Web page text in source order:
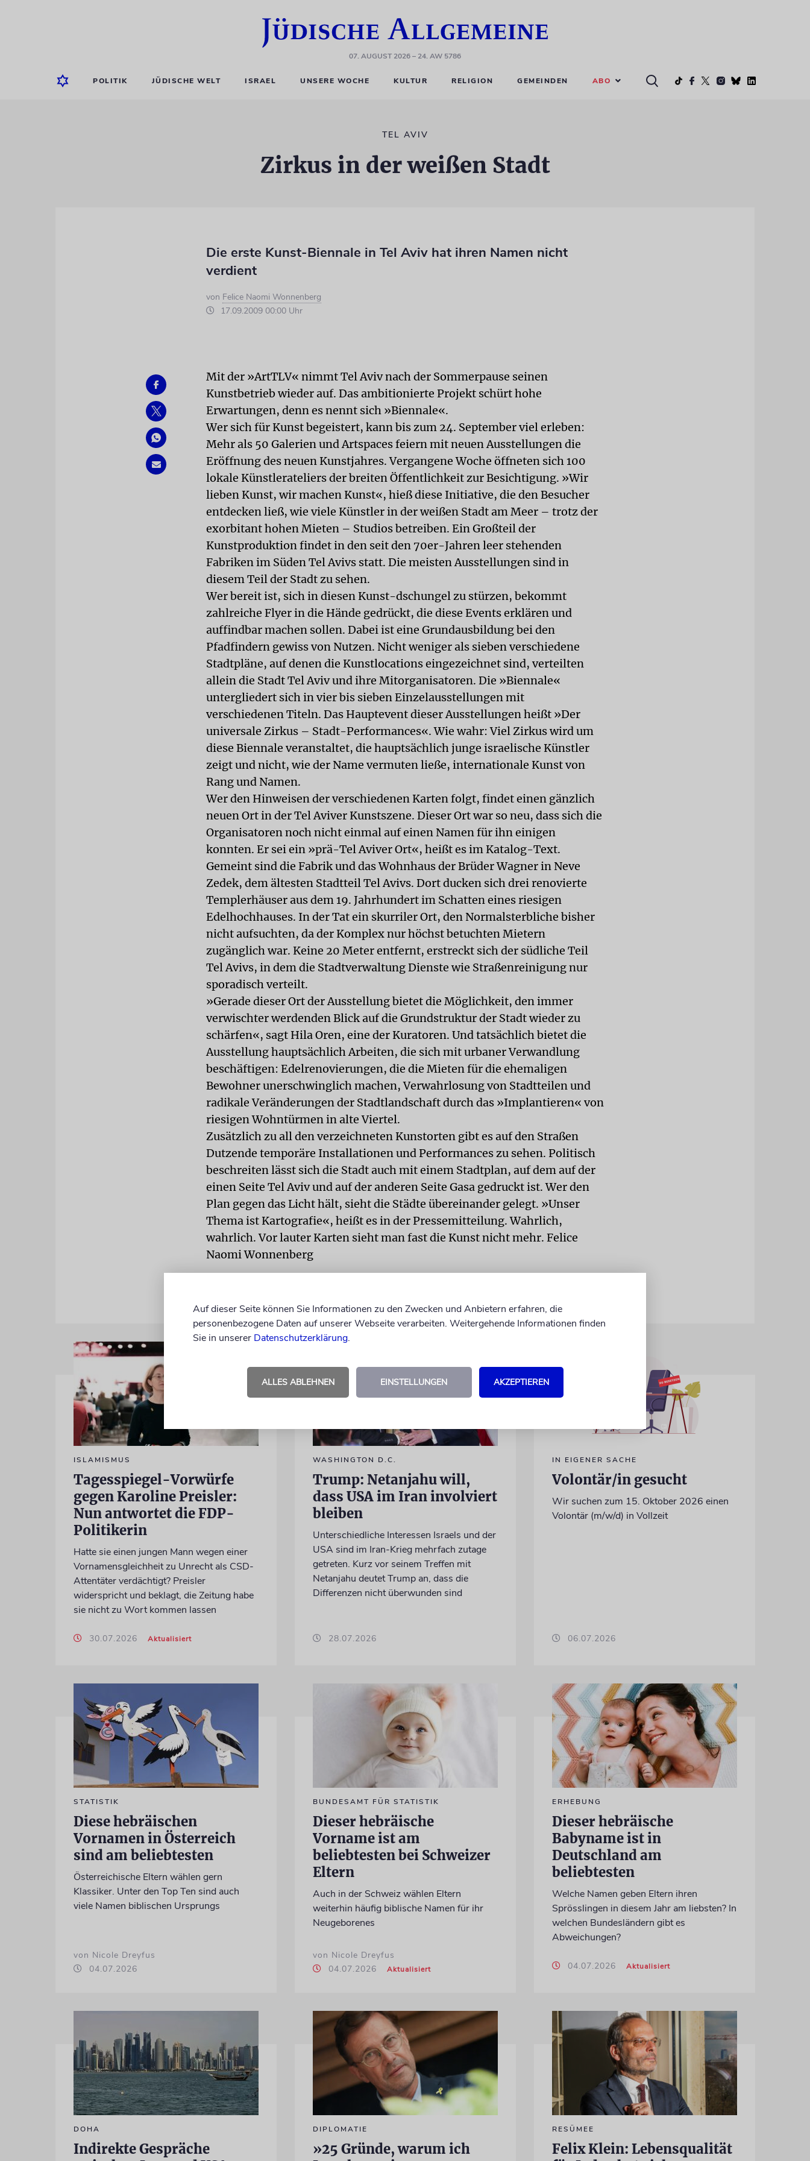
07. AUGUST 2026– 24. AW 5786
POLITIK JÜDISCHE WELT ISRAEL UNSERE WOCHE KULTUR RELIGION GEMEINDEN ABO
TEL AVIV
Zirkus in der weißen Stadt
Die erste Kunst-Biennale in Tel Aviv hat ihren Namen nicht
verdient
von Felice Naomi Wonnenberg
17.09.2009 00:00 Uhr
Mit der »ArtTLV« nimmt Tel Aviv nach der Sommerpause seinen
Kunstbetrieb wieder auf. Das ambitionierte Projekt schürt hohe
Erwartungen, denn es nennt sich »Biennale«.
Wer sich für Kunst begeistert, kann bis zum 24. September viel erleben:
Mehr als 50 Galerien und Artspaces feiern mit neuen Ausstellungen die
Eröffnung des neuen Kunstjahres. Vergangene Woche öffneten sich 100
lokale Künstlerateliers der breiten Öffentlichkeit zur Besichtigung. »Wir
lieben Kunst, wir machen Kunst«, hieß diese Initiative, die den Besucher
entdecken ließ, wie viele Künstler in der weißen Stadt am Meer – trotz der
exorbitant hohen Mieten – Studios betreiben. Ein Großteil der
Kunstproduktion findet in den seit den 70er-Jahren leer stehenden
Fabriken im Süden Tel Avivs statt. Die meisten Ausstellungen sind in
diesem Teil der Stadt zu sehen.
Wer bereit ist, sich in diesen Kunst-dschungel zu stürzen, bekommt
zahlreiche Flyer in die Hände gedrückt, die diese Events erklären und
auffindbar machen sollen. Dabei ist eine Grundausbildung bei den
Pfadfindern gewiss von Nutzen. Nicht weniger als sieben verschiedene
Stadtpläne, auf denen die Kunstlocations eingezeichnet sind, verteilten
allein die Stadt Tel Aviv und ihre Mitorganisatoren. Die »Biennale«
untergliedert sich in vier bis sieben Einzelausstellungen mit
verschiedenen Titeln. Das Hauptevent dieser Ausstellungen heißt »Der
universale Zirkus – Stadt-Performances«. Wie wahr: Viel Zirkus wird um
diese Biennale veranstaltet, die hauptsächlich junge israelische Künstler
zeigt und nicht, wie der Name vermuten ließe, internationale Kunst von
Rang und Namen.
Wer den Hinweisen der verschiedenen Karten folgt, findet einen gänzlich
neuen Ort in der Tel Aviver Kunstszene. Dieser Ort war so neu, dass sich die
Organisatoren noch nicht einmal auf einen Namen für ihn einigen
konnten. Er sei ein »prä-Tel Aviver Ort«, heißt es im Katalog-Text.
Gemeint sind die Fabrik und das Wohnhaus der Brüder Wagner in Neve
Zedek, dem ältesten Stadtteil Tel Avivs. Dort ducken sich drei renovierte
Templerhäuser aus dem 19. Jahrhundert im Schatten eines riesigen
Edelhochhauses. In der Tat ein skurriler Ort, den Normalsterbliche bisher
nicht aufsuchten, da der Komplex nur höchst betuchten Mietern
zugänglich war. Keine 20 Meter entfernt, erstreckt sich der südliche Teil
Tel Avivs, in dem die Stadtverwaltung Dienste wie Straßenreinigung nur
sporadisch verteilt.
»Gerade dieser Ort der Ausstellung bietet die Möglichkeit, den immer
verwischter werdenden Blick auf die Grundstruktur der Stadt wieder zu
schärfen«, sagt Hila Oren, eine der Kuratoren. Und tatsächlich bietet die
Ausstellung hauptsächlich Arbeiten, die sich mit urbaner Verwandlung
beschäftigen: Edelrenovierungen, die die Mieten für die ehemaligen
Bewohner unerschwinglich machen, Verwahrlosung von Stadtteilen und
radikale Veränderungen der Stadtlandschaft durch das »Implantieren« von
riesigen Wohntürmen in alte Viertel.
Zusätzlich zu all den verzeichneten Kunstorten gibt es auf den Straßen
Dutzende temporäre Installationen und Performances zu sehen. Politisch
beschreiten lässt sich die Stadt auch mit einem Stadtplan, auf dem auf der
einen Seite Tel Aviv und auf der anderen Seite Gasa gedruckt ist. Wer den
Plan gegen das Licht hält, sieht die Städte übereinander gelegt. »Unser
Thema ist Kartografie«, heißt es in der Pressemitteilung. Wahrlich,
wahrlich. Vor lauter Karten sieht man fast die Kunst nicht mehr. Felice
Naomi Wonnenberg
ISLAMISMUS
Tagesspiegel-Vorwürfe
gegen Karoline Preisler:
Nun antwortet die FDP-
Politikerin
Hatte sie einen jungen Mann wegen einer
Vornamensgleichheit zu Unrecht als CSD-
Attentäter verdächtigt? Preisler
widerspricht und beklagt, die Zeitung habe
sie nicht zu Wort kommen lassen
30.07.2026 Aktualisiert
WASHINGTON D.C.
Trump: Netanjahu will,
dass USA im Iran involviert
bleiben
Unterschiedliche Interessen Israels und der
USA sind im Iran-Krieg mehrfach zutage
getreten. Kurz vor seinem Treffen mit
Netanjahu deutet Trump an, dass die
Differenzen nicht überwunden sind
28.07.2026
IN EIGENER SACHE
Volontär/in gesucht
Wir suchen zum 15. Oktober 2026 einen
Volontär (m/w/d) in Vollzeit
06.07.2026
STATISTIK
Diese hebräischen
Vornamen in Österreich
sind am beliebtesten
Österreichische Eltern wählen gern
Klassiker. Unter den Top Ten sind auch
viele Namen biblischen Ursprungs
von Nicole Dreyfus
04.07.2026
BUNDESAMT FÜR STATISTIK
Dieser hebräische
Vorname ist am
beliebtesten bei Schweizer
Eltern
Auch in der Schweiz wählen Eltern
weiterhin häufig biblische Namen für ihr
Neugeborenes
von Nicole Dreyfus
04.07.2026
Aktualisiert
ERHEBUNG
Dieser hebräische
Babyname ist in
Deutschland am
beliebtesten
Welche Namen geben Eltern ihren
Sprösslingen in diesem Jahr am liebsten? In
welchen Bundesländern gibt es
Abweichungen?
04.07.2026 Aktualisiert
DOHA
Indirekte Gespräche
DIPLOMATIE
»25 Gründe, warum ich
RESÜMEE
Felix Klein: Lebensqualität
Auf dieser Seite können Sie Informationen zu den Zwecken und Anbietern erfahren, die
personenbezogene Daten auf unserer Webseite verarbeiten. Weitergehende Informationen finden
Sie in unserer Datenschutzerklärung.
ALLES ABLEHNEN EINSTELLUNGEN AKZEPTIEREN